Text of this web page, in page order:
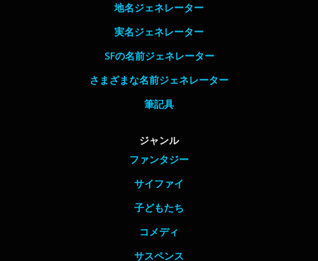
地名ジェネレーター
実名ジェネレーター
SFの名前ジェネレーター
さまざまな名前ジェネレーター
筆記具
ジャンル
ファンタジー
サイファイ
子どもたち
コメディ
サスペンス